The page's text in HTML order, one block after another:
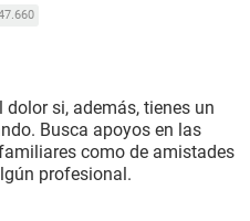
si, además, tienes un
Busca apoyos en las
como de amistades
profesional.